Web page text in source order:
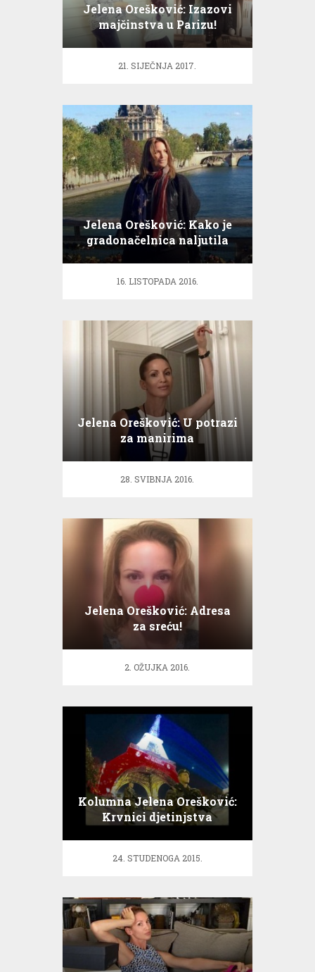
Jelena Orešković: Izazovi
majčinstva u Parizu!
21. SIJEČNJA 2017.
Jelena Orešković: Kako je
gradonačelnica naljutila
16. LISTOPADA 2016.
Jelena Orešković: U potrazi
za manirima
28. SVIBNJA 2016.
Jelena Orešković: Adresa
za sreću!
2. OŽUJKA 2016.
Kolumna Jelena Orešković:
Krvnici djetinjstva
24. STUDENOGA 2015.